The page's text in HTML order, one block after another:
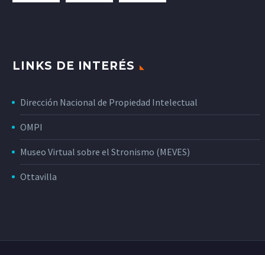
LINKS DE INTERÉS
Dirección Nacional de Propiedad Intelectual
OMPI
Museo Virtual sobre el Stronismo (MEVES)
Ottavilla